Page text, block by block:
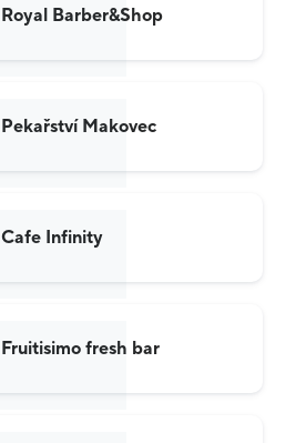
Royal Barber&Shop
Pekařství Makovec
Cafe Infinity
Fruitisimo fresh bar